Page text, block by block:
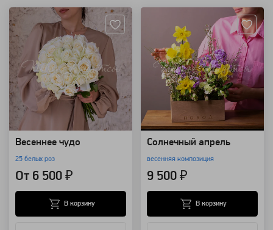
Весеннее чудо
25 белых роз
От 6 500 ₽
В корзину
Солнечный апрель
весенняя композиция
9 500 ₽
В корзину